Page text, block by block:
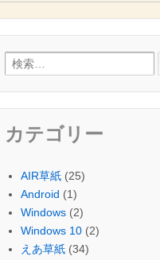
検索:
カテゴリー
AIR草紙 (25)
Android (1)
Windows (2)
Windows 10 (2)
えあ草紙 (34)